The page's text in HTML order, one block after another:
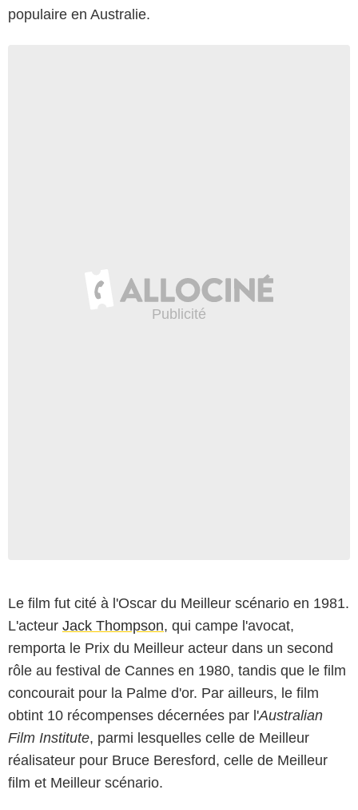
populaire en Australie.
Le film fut cité à l'Oscar du Meilleur scénario en 1981.
L'acteur Jack Thompson, qui campe l'avocat,
remporta le Prix du Meilleur acteur dans un second
rôle au festival de Cannes en 1980, tandis que le film
concourait pour la Palme d'or. Par ailleurs, le film
obtint 10 récompenses décernées par l'Australian
Film Institute, parmi lesquelles celle de Meilleur
réalisateur pour Bruce Beresford, celle de Meilleur
film et Meilleur scénario.